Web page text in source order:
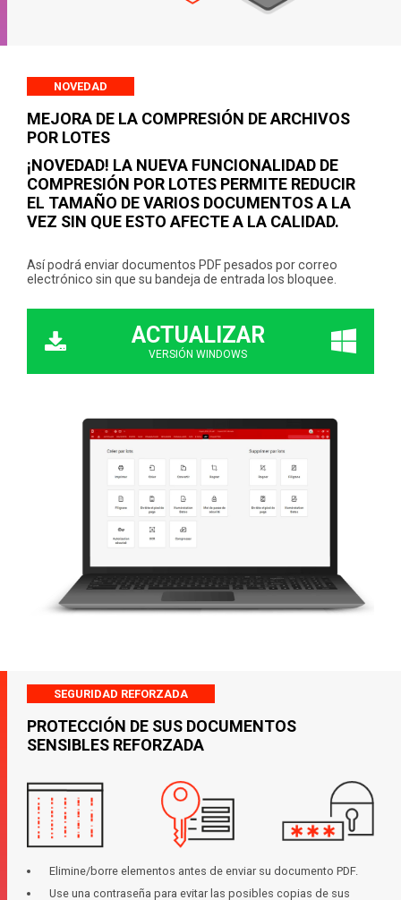
NOVEDAD
MEJORA DE LA COMPRESIÓN DE ARCHIVOS
POR LOTES
¡NOVEDAD! LA NUEVA FUNCIONALIDAD DE
COMPRESIÓN POR LOTES PERMITE REDUCIR
EL TAMAÑO DE VARIOS DOCUMENTOS A LA
VEZ SIN QUE ESTO AFECTE A LA CALIDAD.
Así podrá enviar documentos PDF pesados por correo
electrónico sin que su bandeja de entrada los bloquee.
ACTUALIZAR
VERSIÓN WINDOWS
SEGURIDAD REFORZADA
PROTECCIÓN DE SUS DOCUMENTOS
SENSIBLES REFORZADA
Elimine/borre elementos antes de enviar su documento PDF.
Use una contraseña para evitar las posibles copias de sus